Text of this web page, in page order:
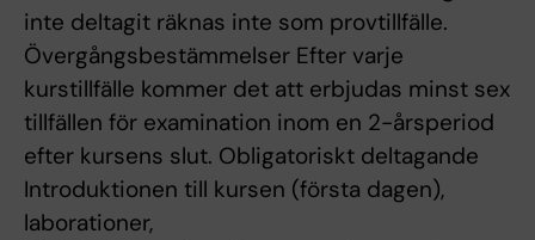
inte deltagit räknas inte som provtillfälle.
Övergångsbestämmelser Efter varje
kurstillfälle kommer det att erbjudas minst sex
tillfällen för examination inom en 2-årsperiod
efter kursens slut. Obligatoriskt deltagande
Introduktionen till kursen (första dagen),
laborationer,